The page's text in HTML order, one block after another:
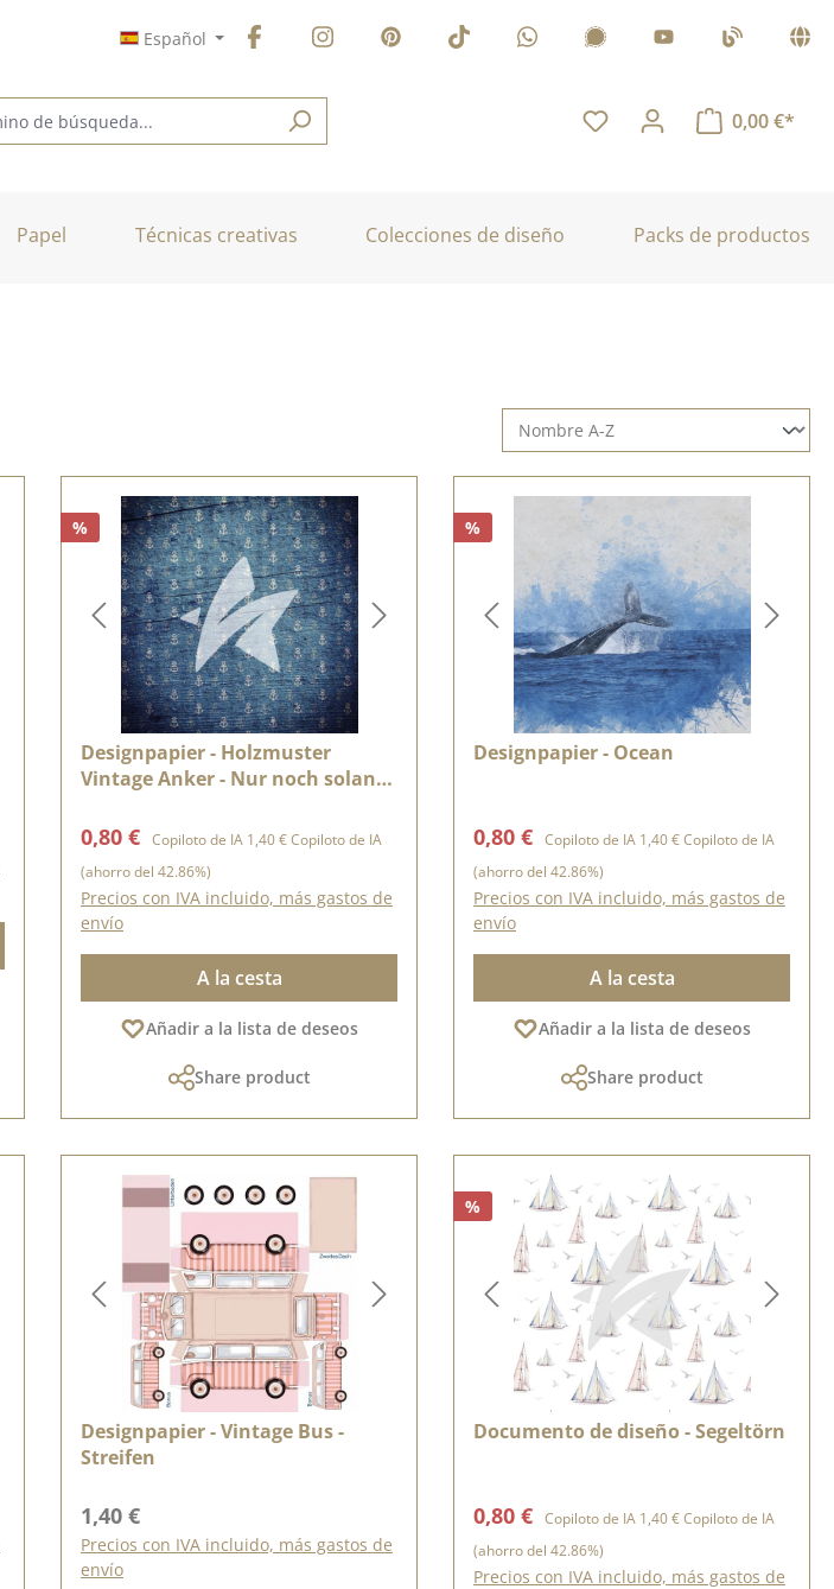
Español
0,00 €*
Papel Técnicas creativas Colecciones de diseño Packs de productos
%
Designpapier - Holzmuster
Vintage Anker - Nur noch solange
Precio de venta:
0,80 € Copiloto de IA Precio normal:
1,40 €Copiloto de IA
(ahorro del 42.86%)
Precios con IVA incluido, más gastos de
envío
A la cesta
Añadir a la lista de deseos
Share product
%
Designpapier - Ocean
Precio de venta:
0,80 € Copiloto de IA Precio normal:
1,40 €Copiloto de IA
(ahorro del 42.86%)
Precios con IVA incluido, más gastos de
envío
A la cesta
Añadir a la lista de deseos
Share product
Designpapier - Vintage Bus -
Streifen
Precio normal:
1,40 €
Precios con IVA incluido, más gastos de
envío
%
Documento de diseño - Segeltörn
Precio de venta:
0,80 € Copiloto de IA Precio normal:
1,40 €Copiloto de IA
(ahorro del 42.86%)
Precios con IVA incluido, más gastos de